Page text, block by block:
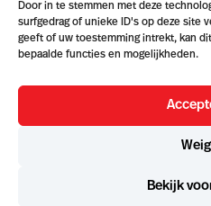
Door in te stemmen met deze
surfgedrag of unieke ID's op deze site
geeft of uw toestemming intrekt, kan
bepaalde functies en mogelijkheden.
Bekijk
© 2026 AppComm
Terms & conditions